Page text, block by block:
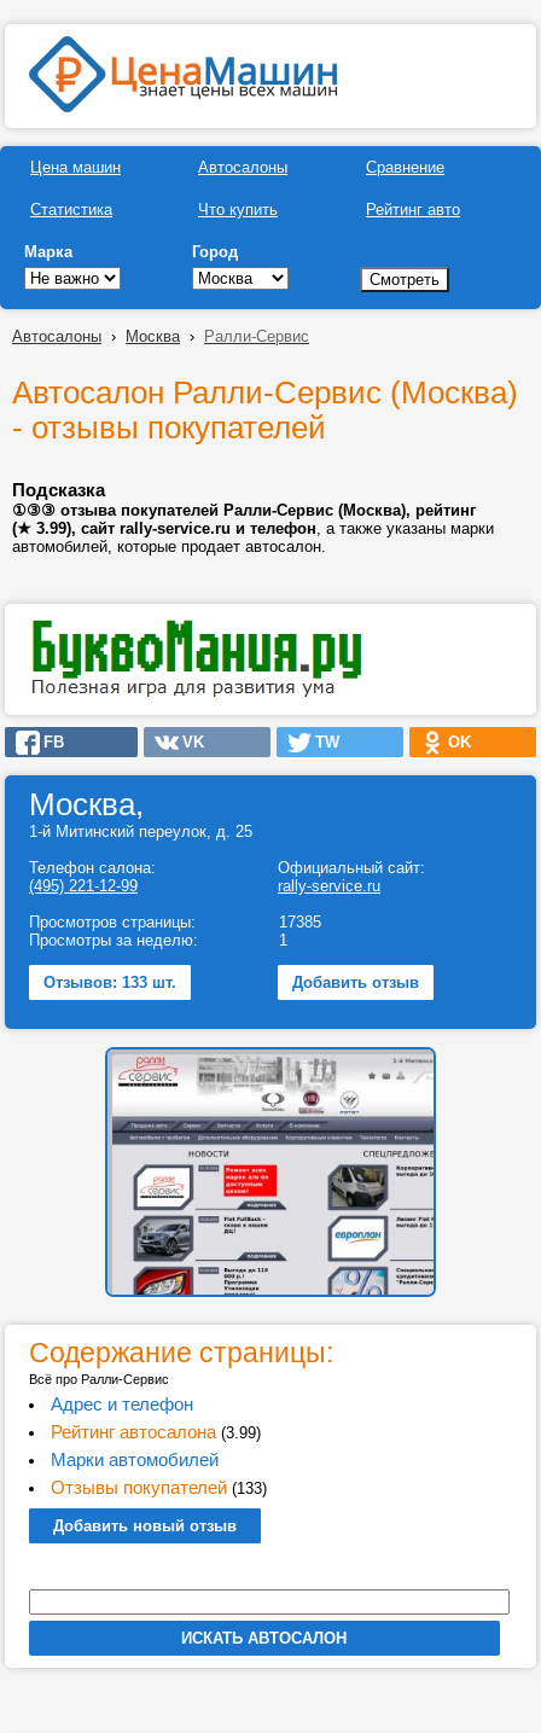
Цена машин
Статистика
Автосалоны
Что купить
Сравнение
Рейтинг авто
Марка Город
Автосалоны › Москва› Ралли-Сервис
Автосалон Ралли-Сервис (Москва)
- отзывы покупателей
Подсказка
①③③ отзыва покупателей Ралли-Сервис (Москва), рейтинг
(★ 3.99), сайт rally-service.ru и телефон, а также указаны марки
автомобилей, которые продает автосалон.
FB VK TW OK
Москва,
1-й Митинский переулок, д. 25
Телефон салона:
(495) 221-12-99
Официальный сайт:
rally-service.ru
Просмотров страницы:
Просмотры за неделю:
17385
1
Отзывов: 133 шт. Добавить отзыв
Содержание страницы:
Всё про Ралли-Сервис
Адрес и телефон
Рейтинг автосалона(3.99)
Марки автомобилей
Отзывы покупателей(133)
Добавить новый отзыв